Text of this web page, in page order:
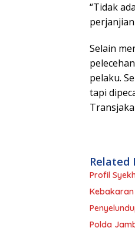
“Tidak
Selain
pelaku.
tapi
Related
Profil
Kebakaran
Polda